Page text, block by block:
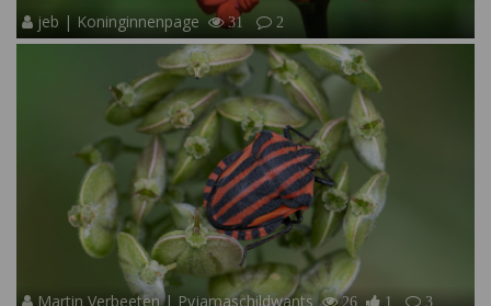
jeb | Koninginnenpage 31 2
Martin Verbeeten | Pyjamaschildwants 26 1 3